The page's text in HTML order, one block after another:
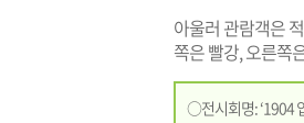
아울러 관람객은
쪽은 빨강, 오른쪽
○전시회명: ‘1904